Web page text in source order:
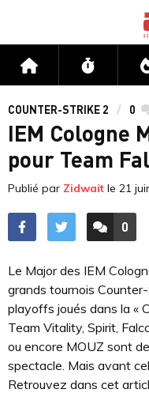
Accueil Flux
COUNTER-STRIKE 2 0
IEM Cologne
pour Team
Publié par Zidwait le 21
0
Le Major des IEM
grands tournois
playoffs joués dans la «
Team Vitality, Spirit,
ou encore MOUZ sont
spectacle. Mais avant
Retrouvez dans cet